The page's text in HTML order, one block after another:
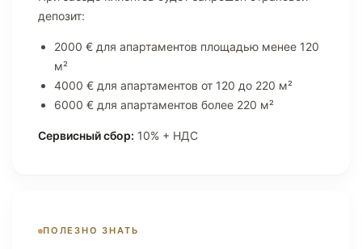
депозит:
2000 € для апартаментов площадью менее 120
м²
4000 € для апартаментов от 120 до 220 м²
6000 € для апартаментов более 220 м²
Сервисный сбор: 10% + НДС
ПОЛЕЗНО ЗНАТЬ